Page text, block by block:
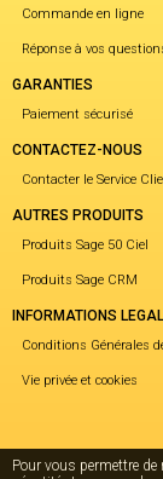
Commande en ligne
Réponse à vos
GARANTIES
Paiement sécurisé
CONTACTEZ-NOUS
Contacter le Service
AUTRES PRODUITS
Produits Sage 50 Ciel
Produits Sage CRM
INFORMATIONS
Conditions Générales
Vie privée et cookies
Pour vous permettre